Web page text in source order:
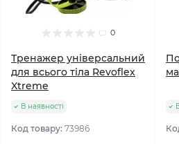
0
Тренажер універсальний
для всього тіла Revoflex
Xtreme
В наявності
Код товару: 73986